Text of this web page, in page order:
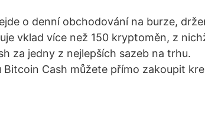
o denní obchodování na burze,
vklad více než 150 kryptoměn, z
za jedny z nejlepších sazeb na trhu.
Cash můžete přímo zakoupit